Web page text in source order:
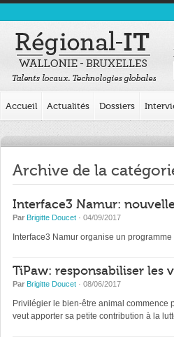
Accueil Actualités Dossiers
Archive de la
Interface3 Namur:
Par Brigitte Doucet · 04/09/2017
Interface3 Namur organise un
TiPaw: responsabiliser les
Par Brigitte Doucet · 08/06/2017
Privilégier le bien-être animal commence
veut apporter sa petite contribution à la